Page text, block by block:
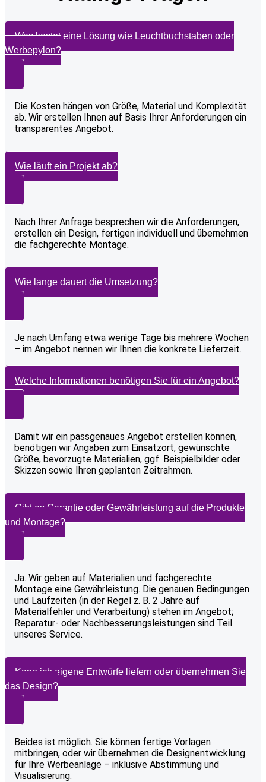
Was kostet eine Lösung wie Leuchtbuchstaben oder
Werbepylon?
Die Kosten hängen von Größe, Material und Komplexität
ab. Wir erstellen Ihnen auf Basis Ihrer Anforderungen ein
transparentes Angebot.
Wie läuft ein Projekt ab?
Nach Ihrer Anfrage besprechen wir die Anforderungen,
erstellen ein Design, fertigen individuell und übernehmen
die fachgerechte Montage.
Wie lange dauert die Umsetzung?
Je nach Umfang etwa wenige Tage bis mehrere Wochen
– im Angebot nennen wir Ihnen die konkrete Lieferzeit.
Welche Informationen benötigen Sie für ein Angebot?
Damit wir ein passgenaues Angebot erstellen können,
benötigen wir Angaben zum Einsatzort, gewünschte
Größe, bevorzugte Materialien, ggf. Beispielbilder oder
Skizzen sowie Ihren geplanten Zeitrahmen.
Gibt es Garantie oder Gewährleistung auf die Produkte
und Montage?
Ja. Wir geben auf Materialien und fachgerechte
Montage eine Gewährleistung. Die genauen Bedingungen
und Laufzeiten (in der Regel z. B. 2 Jahre auf
Materialfehler und Verarbeitung) stehen im Angebot;
Reparatur- oder Nachbesserungsleistungen sind Teil
unseres Service.
Kann ich eigene Entwürfe liefern oder übernehmen Sie
das Design?
Beides ist möglich. Sie können fertige Vorlagen
mitbringen, oder wir übernehmen die Designentwicklung
für Ihre Werbeanlage – inklusive Abstimmung und
Visualisierung.